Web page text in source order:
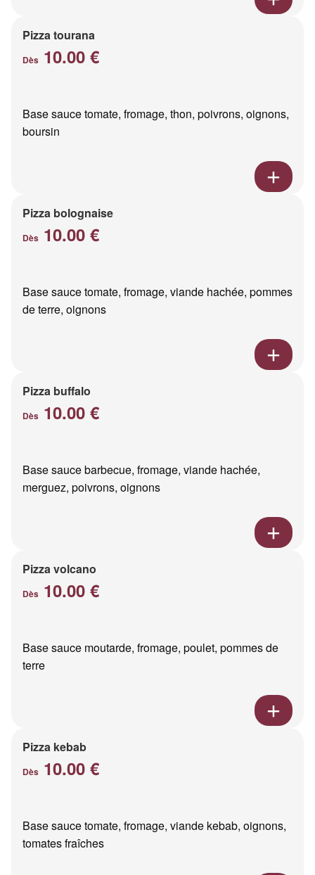
Pizza tourana
Dès 10.00 €
Base sauce tomate, fromage, thon, poivrons, oignons,
boursin
Pizza bolognaise
Dès 10.00 €
Base sauce tomate, fromage, viande hachée, pommes
de terre, oignons
Pizza buffalo
Dès 10.00 €
Base sauce barbecue, fromage, viande hachée,
merguez, poivrons, oignons
Pizza volcano
Dès 10.00 €
Base sauce moutarde, fromage, poulet, pommes de
terre
Pizza kebab
Dès 10.00 €
Base sauce tomate, fromage, viande kebab, oignons,
tomates fraîches